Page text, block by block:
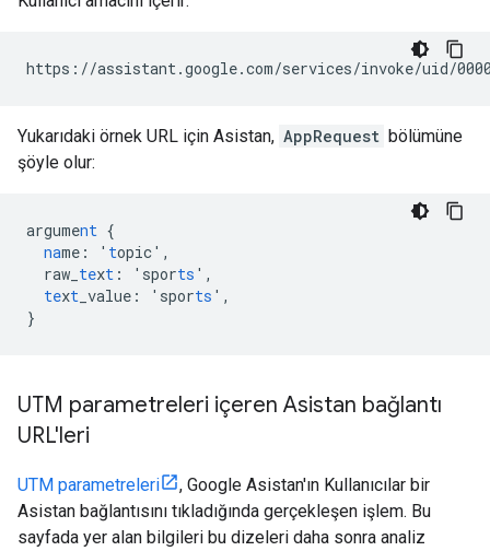
Yukarıdaki örnek URL için Asistan, AppRequest bölümüne
şöyle olur:
argument {
name : ' topic' ,
raw_ text : 'sports ' ,
text _value : 'sports ' ,
}
UTM parametreleri içeren Asistan bağlantı
URL'leri
UTM parametreleri
, Google Asistan'ın Kullanıcılar bir
Asistan bağlantısını tıkladığında gerçekleşen işlem. Bu
sayfada yer alan bilgileri bu dizeleri daha sonra analiz